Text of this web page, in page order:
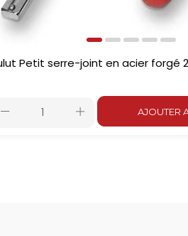
Petit serre-joint en acier forgé
AJOUTER